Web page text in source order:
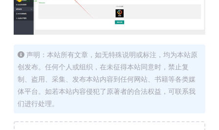
声明：本站所有文章，如无特殊说明或标注，均为本站原
创发布。任何个人或组织，在未征得本站同意时，禁止复
制、盗用、采集、发布本站内容到任何网站、书籍等各类媒
体平台。如若本站内容侵犯了原著者的合法权益，可联系我
们进行处理。